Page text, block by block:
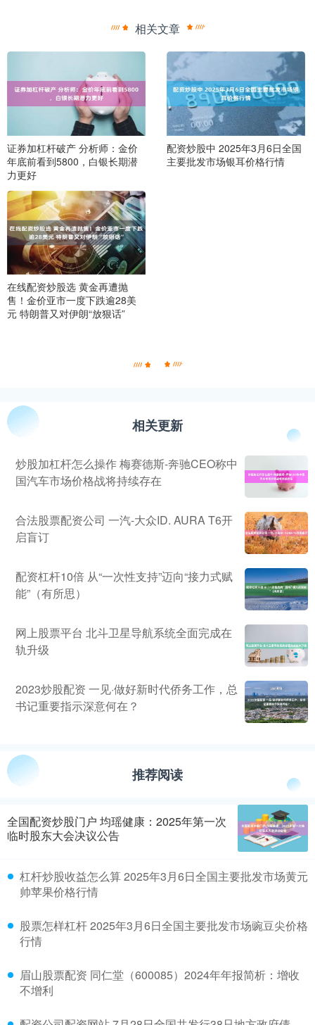
相关文章
证券加杠杆破产 分析师：金价
年底前看到5800，白银长期潜
力更好
配资炒股中 2025年3月6日全国
主要批发市场银耳价格行情
在线配资炒股选 黄金再遭抛
售！金价亚市一度下跌逾28美
元 特朗普又对伊朗“放狠话”
相关更新
炒股加杠杆怎么操作 梅赛德斯-奔驰CEO称中
国汽车市场价格战将持续存在
合法股票配资公司 一汽-大众ID. AURA T6开
启盲订
配资杠杆10倍 从“一次性支持”迈向“接力式赋
能”（有所思）
网上股票平台 北斗卫星导航系统全面完成在
轨升级
2023炒股配资 一见·做好新时代侨务工作，总
书记重要指示深意何在？
推荐阅读
全国配资炒股门户 均瑶健康：2025年第一次
临时股东大会决议公告
杠杆炒股收益怎么算 2025年3月6日全国主要批发市场黄元
帅苹果价格行情
股票怎样杠杆 2025年3月6日全国主要批发市场豌豆尖价格
行情
眉山股票配资 同仁堂（600085）2024年年报简析：增收
不增利